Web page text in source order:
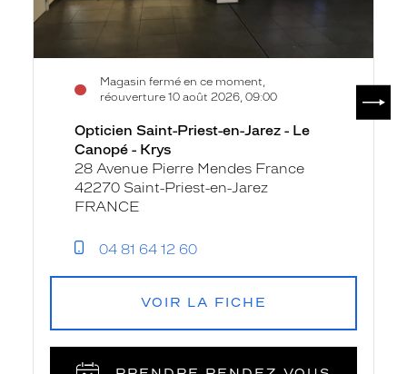
Krys
Magasin fermé en ce moment,
réouverture 10 août 2026, 09:00
Opticien Saint-Priest-en-Jarez - Le
Canopé - Krys
28 Avenue Pierre Mendes France
42270 Saint-Priest-en-Jarez
FRANCE
04 81 64 12 60
VOIR LA FICHE